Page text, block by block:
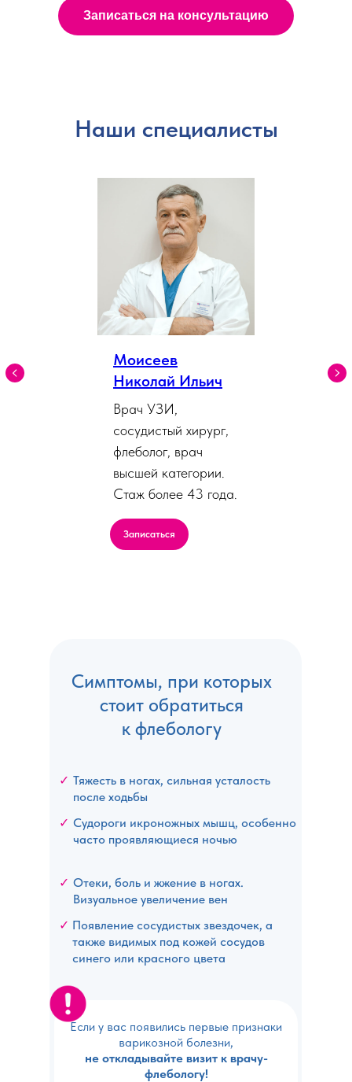
Записаться на консультацию
Наши специалисты
Моисеев
Николай Ильич
Врач УЗИ,
сосудистый хирург,
флеболог, врач
высшей категории.
Стаж более 43 года.
Записаться
✓ Тяжесть в ногах, сильная усталость
после ходьбы
✓ Судороги икроножных мышц, особенно
часто проявляющиеся ночью
✓ Отеки, боль и жжение в ногах.
Визуальное увеличение вен
✓ Появление сосудистых звездочек, а
также видимых под кожей сосудов
синего или красного цвета
Симптомы, при которых
стоит обратиться
к флебологу
Если у вас появились первые признаки
варикозной болезни,
не откладывайте визит к врачу-
флебологу!